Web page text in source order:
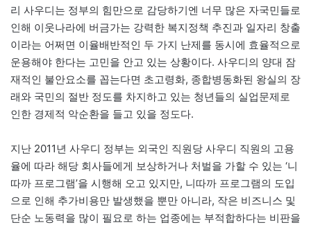
리 사우디는 정부의 힘만으로 감당하기엔 너무 많은 자국민들로
인해 이웃나라에 버금가는 강력한 복지정책 추진과 일자리 창출
이라는 어쩌면 이율배반적인 두 가지 난제를 동시에 효율적으로
운용해야 한다는 고민을 안고 있는 상황이다. 사우디의 양대 잠
재적인 불안요소를 꼽는다면 초고령화, 종합병동화된 왕실의 장
래와 국민의 절반 정도를 차지하고 있는 청년들의 실업문제로
인한 경제적 악순환을 들고 있을 정도다.
지난 2011년 사우디 정부는 외국인 직원당 사우디 직원의 고용
율에 따라 해당 회사들에게 보상하거나 처벌을 가할 수 있는 ‘니
따까 프로그램’을 시행해 오고 있지만, 니따까 프로그램의 도입
으로 인해 추가비용만 발생했을 뿐만 아니라, 작은 비즈니스 및
단순 노동력을 많이 필요로 하는 업종에는 부적합하다는 비판을